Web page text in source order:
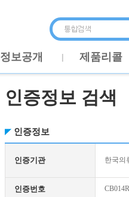
정보공개 제품리콜
인증정보 검색
인증정보
인증기관 한국의
인증번호